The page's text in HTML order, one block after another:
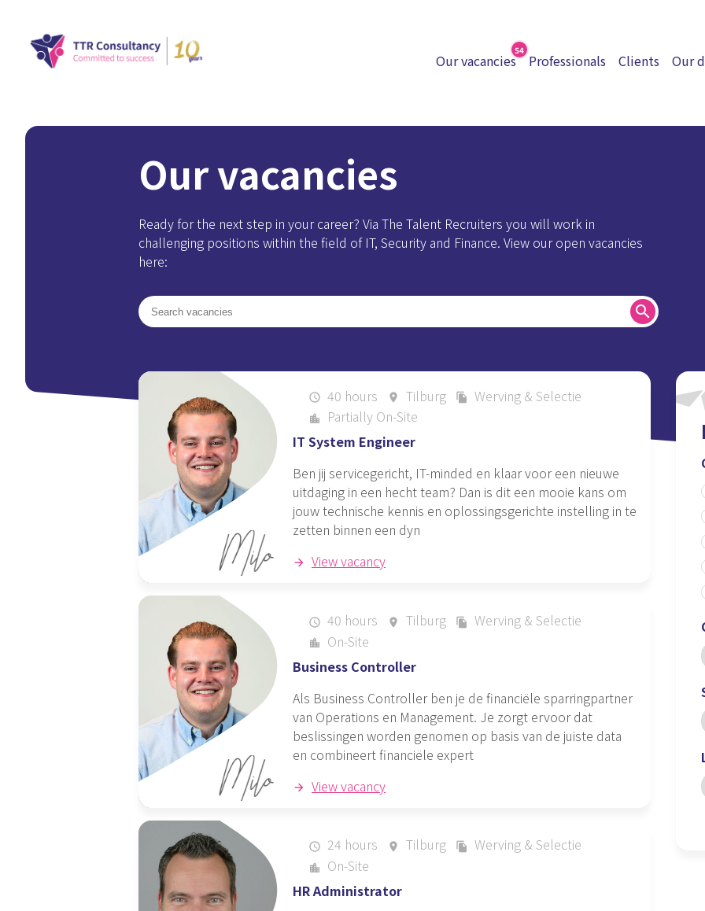
Our vacancies
54
Professionals Clients Our
Our vacancies
Ready for the next step in your career? Via The Talent Recruiters you will work in
challenging positions within the field of IT, Security and Finance. View our open vacancies
here:

schedule 40 hours place Tilburg file_copy Werving & Selectie
location_city
Partially On-Site
IT System Engineer
Ben jij servicegericht, IT-minded en klaar voor een nieuwe
uitdaging in een hecht team? Dan is dit een mooie kans om
jouw technische kennis en oplossingsgerichte instelling in te
zetten binnen een dyn
View vacancy
schedule 40 hours place Tilburg file_copy Werving & Selectie
location_city
On-Site
Business Controller
Als Business Controller ben je de financiële sparringpartner
van Operations en Management. Je zorgt ervoor dat
beslissingen worden genomen op basis van de juiste data
en combineert financiële expert
View vacancy
schedule 24 hours place Tilburg file_copy Werving & Selectie
location_city
On-Site
HR Administrator